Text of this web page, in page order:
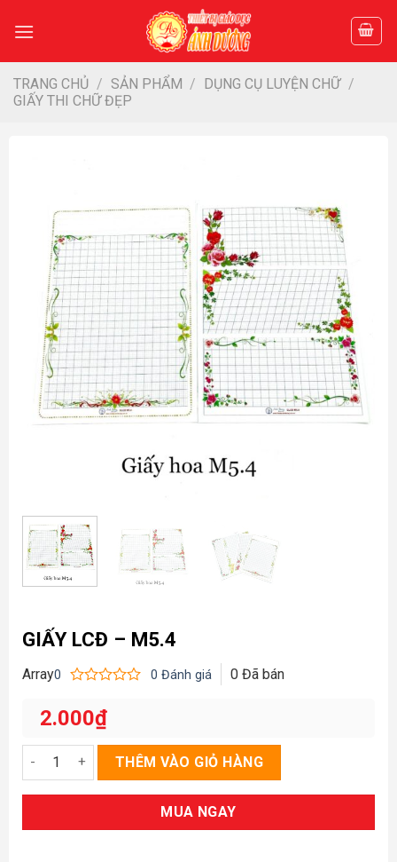
TRANG CHỦ / SẢN PHẨM / DỤNG CỤ LUYỆN CHỮ /
GIẤY THI CHỮ ĐẸP
GIẤY LCĐ – M5.4
Array0
xếp
hạng
sao
0 Đánh giá 0Đã bán
2.000₫
Giấy LCĐ - M5.4 số lượngTHÊM VÀO GIỎ HÀNG
MUA NGAY